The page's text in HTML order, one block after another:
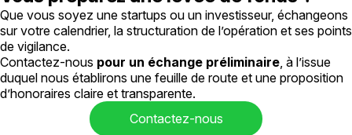
Que vous soyez une startups ou un investisseur, échangeons
sur votre calendrier, la structuration de l’opération et ses points
de vigilance.
Contactez-nous pour un échange préliminaire , à l’issue
duquel nous établirons une feuille de route et une proposition
d’honoraires claire et transparente.
Contactez-nous